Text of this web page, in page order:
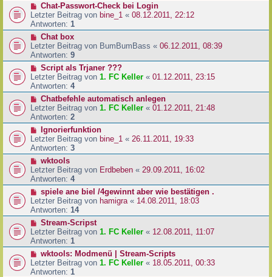
Chat-Passwort-Check bei Login
Letzter Beitrag von bine_1 « 08.12.2011, 22:12
Antworten: 1
Chat box
Letzter Beitrag von BumBumBass « 06.12.2011, 08:39
Antworten: 9
Script als Trjaner ???
Letzter Beitrag von 1. FC Keller « 01.12.2011, 23:15
Antworten: 4
Chatbefehle automatisch anlegen
Letzter Beitrag von 1. FC Keller « 01.12.2011, 21:48
Antworten: 2
Ignorierfunktion
Letzter Beitrag von bine_1 « 26.11.2011, 19:33
Antworten: 3
wktools
Letzter Beitrag von Erdbeben « 29.09.2011, 16:02
Antworten: 4
spiele ane biel /4gewinnt aber wie bestätigen .
Letzter Beitrag von hamigra « 14.08.2011, 18:03
Antworten: 14
Stream-Scripst
Letzter Beitrag von 1. FC Keller « 12.08.2011, 11:07
Antworten: 1
wktools: Modmenü | Stream-Scripts
Letzter Beitrag von 1. FC Keller « 18.05.2011, 00:33
Antworten: 1